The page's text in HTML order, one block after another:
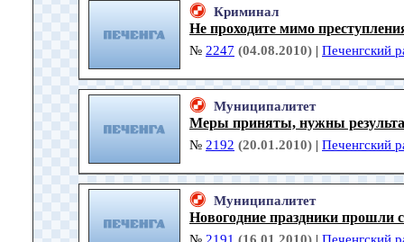
Криминал
Не проходите мимо
№ 2247 (04.08.2010) | Печенгский
Муниципалитет
Меры приняты, нужны
№ 2192 (20.01.2010) | Печенгский
Муниципалитет
Новогодние праздники прошли